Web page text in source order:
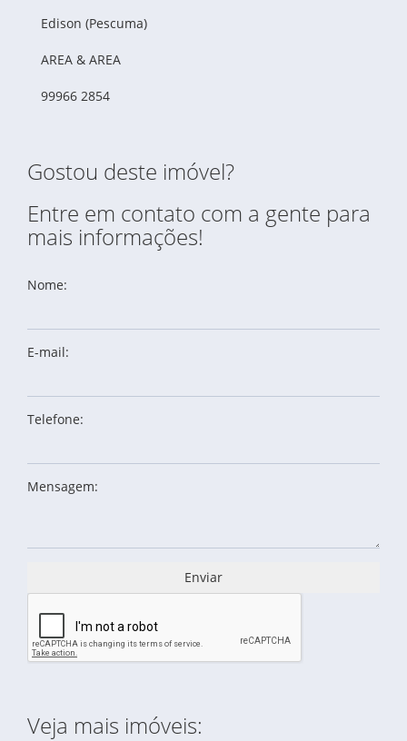
Edison (Pescuma)
AREA & AREA
99966 2854
Gostou deste imóvel?
Entre em contato com a gente para
mais informações!
Nome:
E-mail:
Telefone:
Mensagem:
Enviar
Veja mais imóveis: